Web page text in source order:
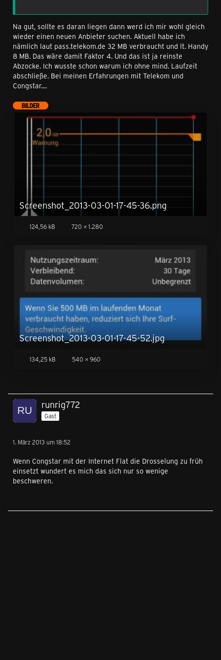
Na gut, sollte es daran liegen dann werd ich mir wohl gleich
wieder einen neuen Anbieter suchen. Aktuell habe ich
nämlich laut pass.telekom.de 32 MB verbraucht und lt. Handy
8 MB. Das wäre damit Faktor 4. Und das ist ja reinste
Abzocke. Ich wusste schon warum ich ohne mind. Laufzeit
abschließe. Bei meinen Erfahrungen mit Telekom und
Congstar....
BILDER
Screenshot_2013-03-01-17-45-36.png
124,56 kB 720 × 1.280
Screenshot_2013-03-01-17-45-52.jpg
134,25 kB 540 × 960
runrig772
Gast
1. März 2013 um 18:52
Wenn Congstar mit der Internet Flat die Drosselung zu früh
einsetzt wundert es mich das sich nur so wenige
beschweren.